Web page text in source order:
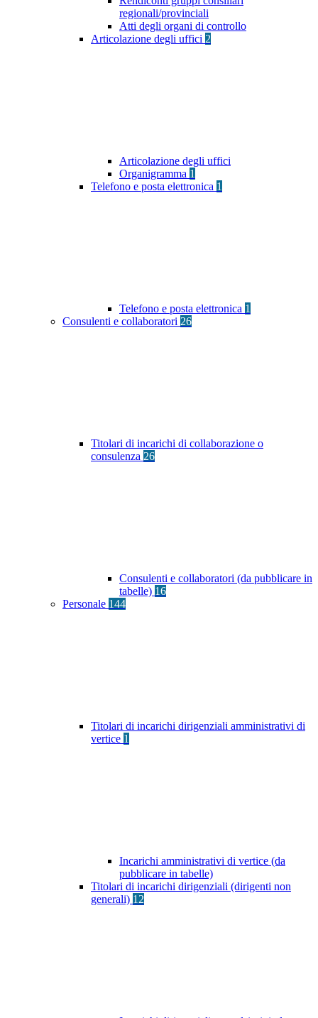
regionali/provinciali
Atti degli organi di controllo
Articolazione degli uffici 2
Articolazione degli uffici
Organigramma 1
Telefono e posta elettronica 1
Telefono e posta elettronica 1
Consulenti e collaboratori 26
Titolari di incarichi di collaborazione o
consulenza 26
Consulenti e collaboratori (da pubblicare in
tabelle) 16
Personale 144
Titolari di incarichi dirigenziali amministrativi di
vertice 1
Incarichi amministrativi di vertice (da
pubblicare in tabelle)
Titolari di incarichi dirigenziali (dirigenti non
generali) 12